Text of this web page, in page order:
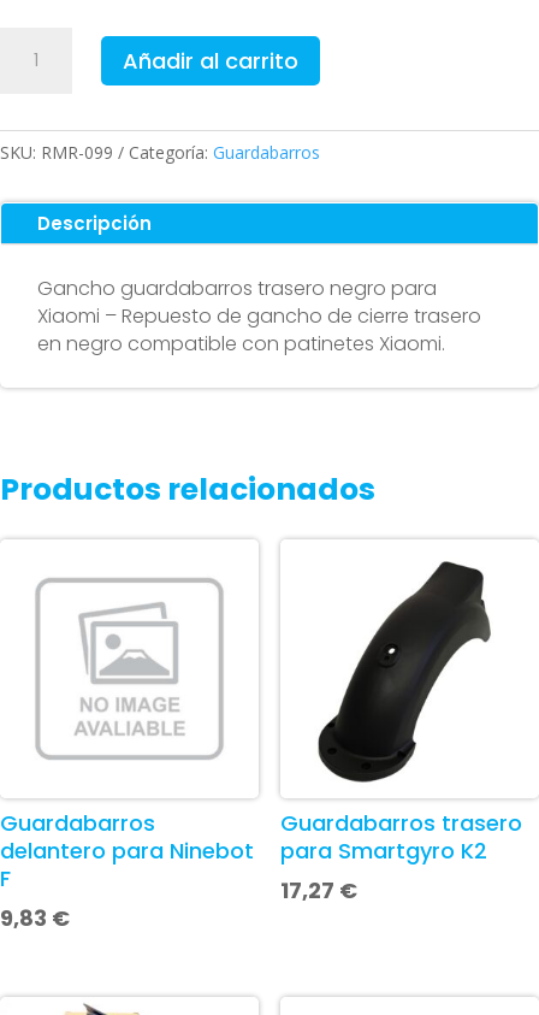
guardabarros
para
cantidad
Añadir al carrito
SKU: RMR-099 Categoría: Guardabarros
Descripción
Gancho guardabarros trasero negro para
Xiaomi – Repuesto de gancho de cierre trasero
en negro compatible con patinetes Xiaomi.
Productos relacionados
Guardabarros
delantero para Ninebot
F
9,83 €
Guardabarros trasero
para Smartgyro K2
17,27 €